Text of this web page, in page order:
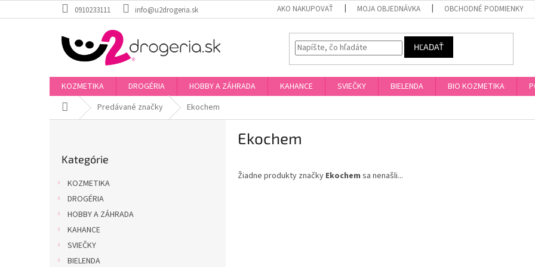
na
0910233111 info@u2drogeria.sk AKO NAKUPOVAŤ MOJA OBJEDNÁVKA OBCHODNÉ PODMIENKY
HĽADAŤ
KOZMETIKA DROGÉRIA HOBBY A ZÁHRADA KAHANCE SVIEČKY BIELENDA BIO KOZMETIKA
DomovPredávané značky Ekochem
kategórie
Kategórie
KOZMETIKA
DROGÉRIA
HOBBY A ZÁHRADA
KAHANCE
SVIEČKY
BIELENDA
Ekochem
Žiadne produkty značky Ekochem sa nenašli...